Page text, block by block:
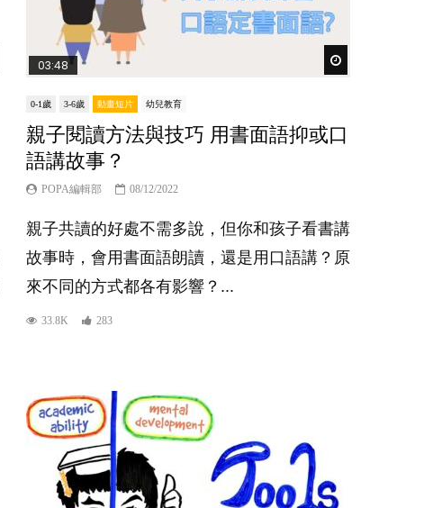
Watch Later03:48
0-1歲 3-6歲 動畫短片 幼兒教育
親子閱讀方法與技巧 用書面語抑或口
語講故事？
POPA編輯部 08/12/2022
親子共讀的好處不需多說，但你和孩子看書講
故事時，會用書面語朗讀，還是用口語講？原
來不同的方式都各有影響？...
33.8K 283